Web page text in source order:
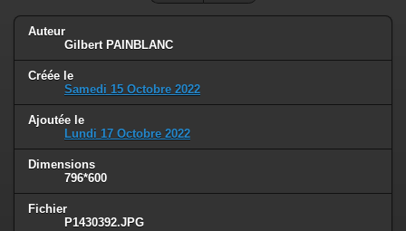
Auteur
Gilbert PAINBLANC
Créée le
Samedi 15 Octobre 2022
Ajoutée le
Lundi 17 Octobre 2022
Dimensions
796*600
Fichier
P1430392.JPG